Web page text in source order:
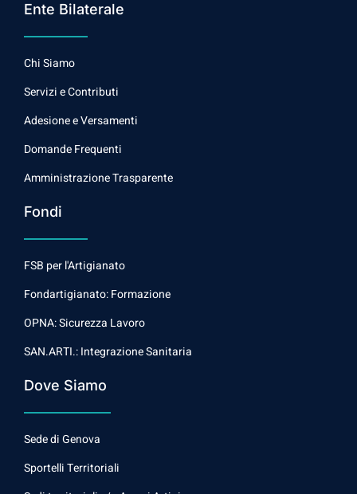
Ente Bilaterale
Chi Siamo
Servizi e Contributi
Adesione e Versamenti
Domande Frequenti
Amministrazione Trasparente
Fondi
FSB per l'Artigianato
Fondartigianato: Formazione
OPNA: Sicurezza Lavoro
SAN.ARTI.: Integrazione Sanitaria
Dove Siamo
Sede di Genova
Sportelli Territoriali